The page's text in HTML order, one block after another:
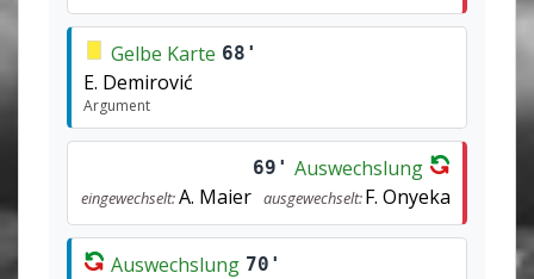
Gelbe Karte 68'
E. Demirović
Argument
69' Auswechslung
eingewechselt:A. Maier ausgewechselt:F. Onyeka
Auswechslung 70'